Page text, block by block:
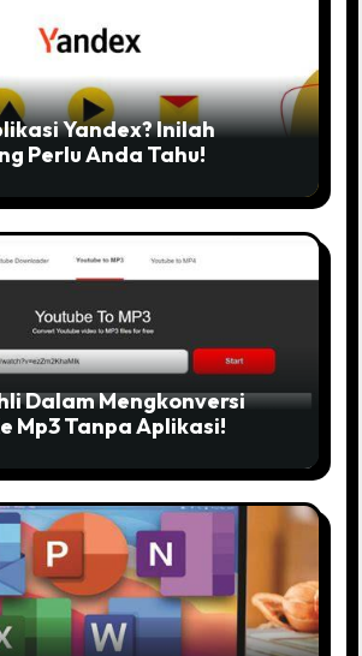
Yandex? Inilah
Perlu Anda Tahu!
Dalam Mengkonversi
Mp3 Tanpa Aplikasi!